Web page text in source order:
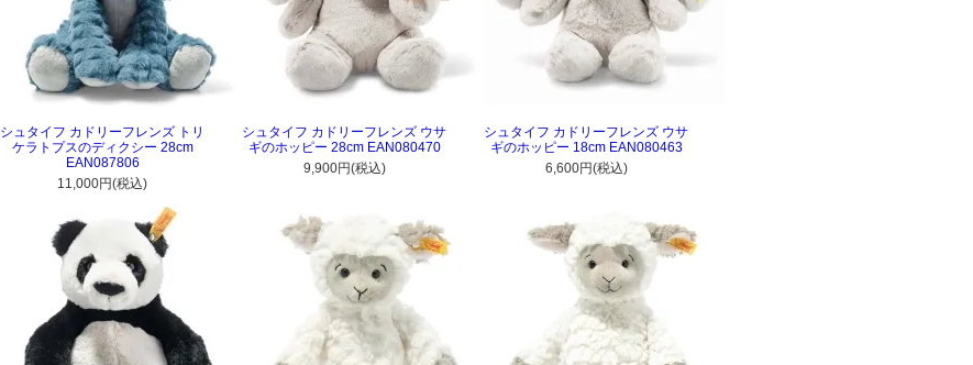
シュタイフ カドリーフレンズ トリ
ケラトプスのディクシー 28cm
EAN087806
11,000円(税込)
シュタイフ カドリーフレンズ ウサ
ギのホッピー 28cm EAN080470
9,900円(税込)
シュタイフ カドリーフレンズ ウサ
ギのホッピー 18cm EAN080463
6,600円(税込)